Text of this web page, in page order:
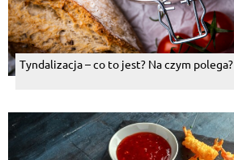
Tyndalizacja – co to jest? Na czym polega?